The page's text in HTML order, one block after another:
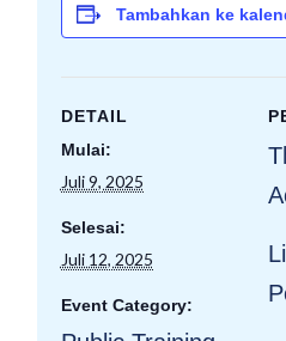
Tambahkan ke
DETAIL
Mulai:
Juli 9, 2025
Selesai:
Juli 12, 2025
Event Category: